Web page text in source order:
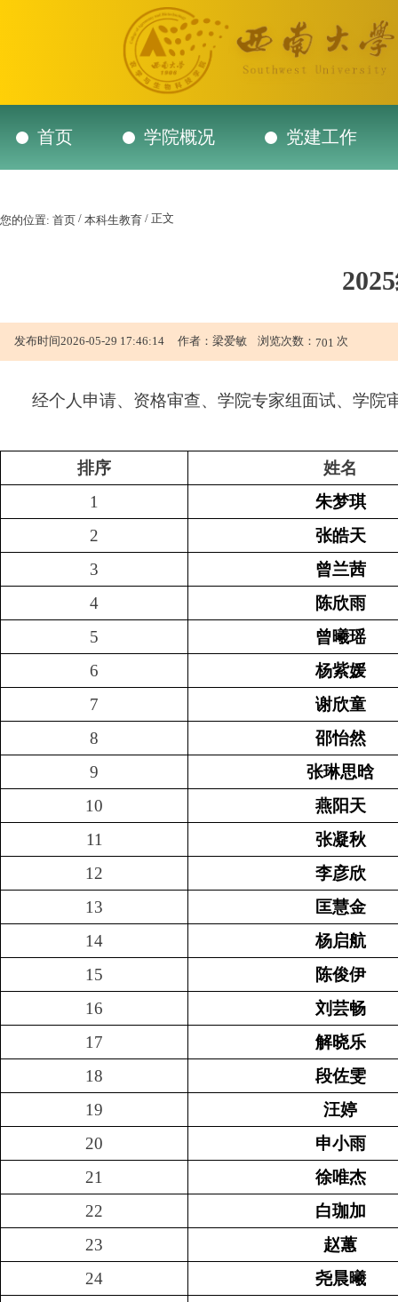
首页 学院概况 党建工作
您的位置: 首页 / 本科生教育 / 正文
发布时间2026-05-29 17:46:14 作者：梁爱敏 浏览次数： 701 次
经个人申请、资格审查、学院专家组面试、学院
排序
姓名
1
朱梦琪
2
张皓天
3
曾兰茜
4
陈欣雨
5
曾曦瑶
6
杨紫媛
7
谢欣童
8
邵怡然
9
张琳思晗
10
燕阳天
11
张凝秋
12
李彦欣
13
匡慧金
14
杨启航
15
陈俊伊
16
刘芸畅
17
解晓乐
18
段佐雯
19
汪婷
20
申小雨
21
徐唯杰
22
白珈加
23
赵蕙
24
尧晨曦